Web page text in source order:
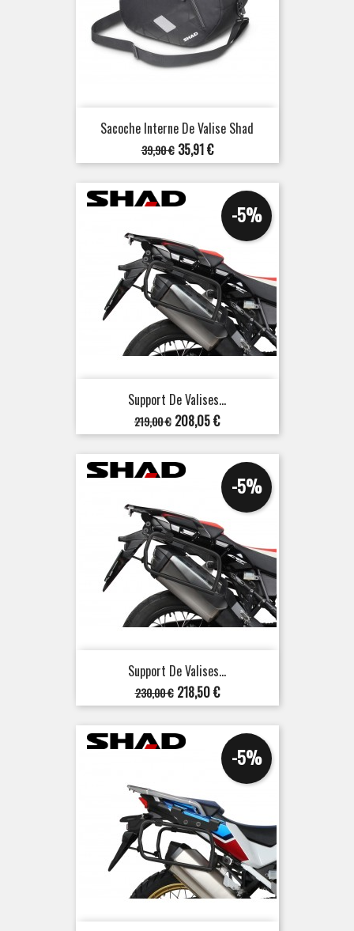
Sacoche Interne De Valise Shad
Prix
de
base
39,90 € Prix
35,91 €
Support De Valises...
Prix
de
base
219,00 €
-5%
Prix
208,05 €
Support De Valises...
Prix
de
base
230,00 €
-5%
Prix
218,50 €
-5%